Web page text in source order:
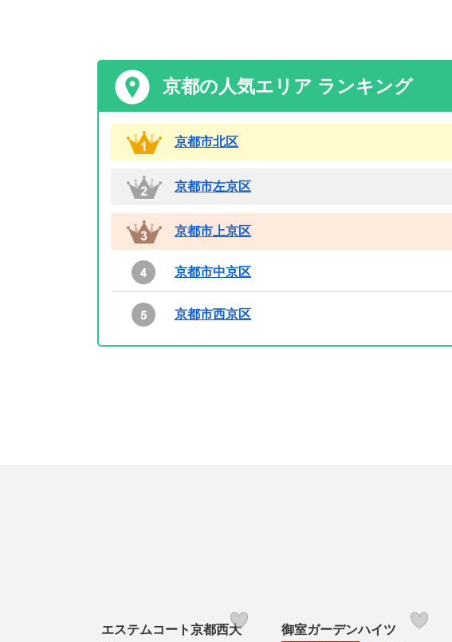
京都の人気エリア ランキング
京都市北区
京都市左京区
京都市上京区
京都市中京区
京都市西京区
エステムコート京都西大
御室ガーデンハイツ